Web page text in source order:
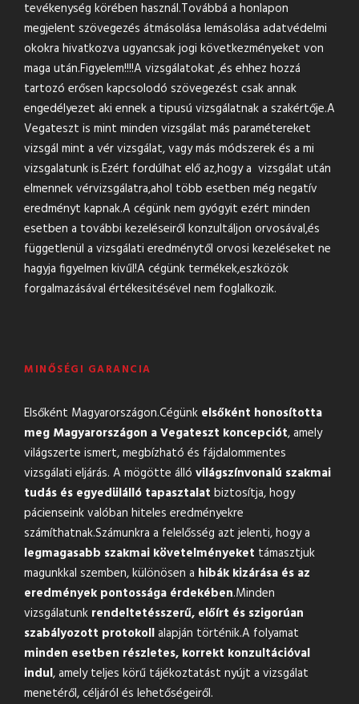
tevékenység körében használ.Továbbá a honlapon
megjelent szövegezés átmásolása lemásolása adatvédelmi
okokra hivatkozva ugyancsak jogi következményeket von
maga után.Figyelem!!!!A vizsgálatokat ,és ehhez hozzá
tartozó erősen kapcsolodó szövegezést csak annak
engedélyezet aki ennek a tipusú vizsgálatnak a szakértője.A
Vegateszt is mint minden vizsgálat más paramétereket
vizsgál mint a vér vizsgálat, vagy más módszerek és a mi
vizsgalatunk is.Ezért fordúlhat elő az,hogy a vizsgálat után
elmennek vérvizsgálatra,ahol több esetben még negatív
eredményt kapnak.A cégünk nem gyógyit ezért minden
esetben a további kezeléseiről konzultáljon orvosával,és
függetlenül a vizsgálati eredménytől orvosi kezeléseket ne
hagyja figyelmen kivűl!A cégünk termékek,eszközök
forgalmazásával értékesitésével nem foglalkozik.
MINŐSÉGI GARANCIA
Elsőként Magyarországon.Cégünk elsőként honosította
meg Magyarországon a Vegateszt koncepciót, amely
világszerte ismert, megbízható és fájdalommentes
vizsgálati eljárás. A mögötte álló világszínvonalú szakmai
tudás és egyedülálló tapasztalat biztosítja, hogy
pácienseink valóban hiteles eredményekre
számíthatnak.Számunkra a felelősség azt jelenti, hogy a
legmagasabb szakmai követelményeket támasztjuk
magunkkal szemben, különösen a hibák kizárása és az
eredmények pontossága érdekében.Minden
vizsgálatunk rendeltetésszerű, előírt és szigorúan
szabályozott protokollalapján történik.A folyamat
minden esetben részletes, korrekt konzultációval
indul, amely teljes körű tájékoztatást nyújt a vizsgálat
menetéről, céljáról és lehetőségeiről.